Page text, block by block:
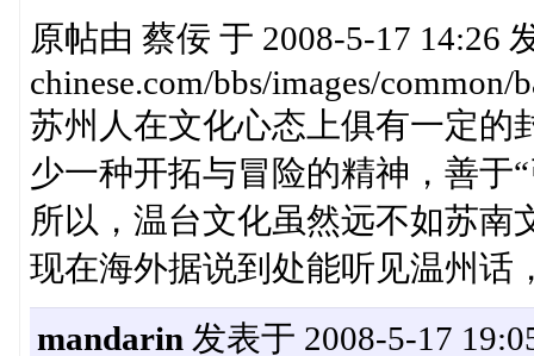
原帖由 蔡佞 于 2008-5-17 14:26
chinese.com/bbs/images/common/
苏州人在文化心态上俱有一定的
少一种开拓与冒险的精神，善于
所以，温台文化虽然远不如苏南
现在海外据说到处能听见温州话
mandarin发表于 2008-5-17